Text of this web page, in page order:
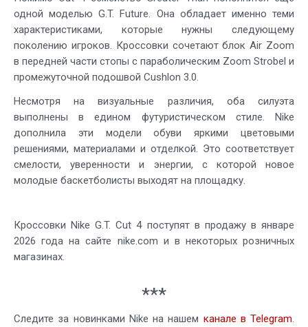
одной моделью G.T. Future. Она обладает именно теми
характеристиками, которые нужны следующему
поколению игроков. Кроссовки сочетают блок Air Zoom
в передней части стопы с параболическим Zoom Strobel и
промежуточной подошвой Cushlon 3.0.
Несмотря на визуальные различия, оба силуэта
выполнены в едином футуристическом стиле. Nike
дополнила эти модели обуви яркими цветовыми
решениями, материалами и отделкой. Это соответствует
смелости, уверенности и энергии, с которой новое
молодые баскетболисты выходят на площадку.
Кроссовки Nike G.T. Cut 4 поступят в продажу в январе
2026 года на сайте nike.com и в некоторых розничных
магазинах.
***
Следите за новинками Nike на нашем канале в Telegram.